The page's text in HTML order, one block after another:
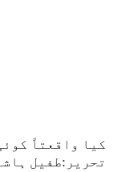
کیا واقعتاً
تحریر:طفیل